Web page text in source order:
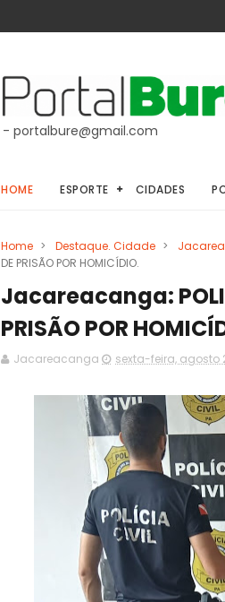
- portalbure@gmail.com
HOME ESPORTE CIDADES
Home > Destaque. Cidade >
DE PRISÃO POR HOMICÍDIO.
Jacareacanga:
PRISÃO POR
Jacareacanga sexta-feira, agosto